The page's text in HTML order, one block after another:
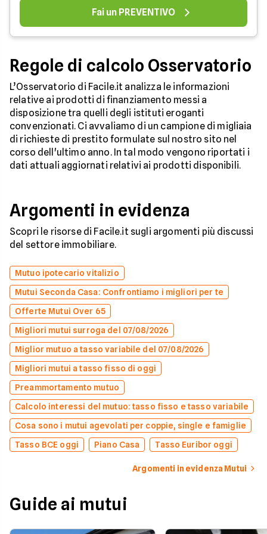
Fai un PREVENTIVO
Regole di calcolo Osservatorio
L’Osservatorio di Facile.it analizza le informazioni
relative ai prodotti di finanziamento messi a
disposizione tra quelli degli istituti eroganti
convenzionati. Ci avvaliamo di un campione di migliaia
di richieste di prestito formulate sul nostro sito nel
corso dell'ultimo anno. In tal modo vengono riportati i
dati attuali aggiornati relativi ai prodotti disponibili.
Argomenti in evidenza
Scopri le risorse di Facile.it sugli argomenti più discussi
del settore immobiliare.
Mutuo ipotecario vitalizio
Mutui Seconda Casa: Confrontiamo i migliori per te
Offerte Mutui Over 65
Migliori mutui surroga del 07/08/2026
Miglior mutuo a tasso variabile del 07/08/2026
Migliori mutui a tasso fisso di oggi
Preammortamento mutuo
Calcolo interessi del mutuo: tasso fisso e tasso variabile
Cosa sono i mutui agevolati per coppie, single e famiglie
Tasso BCE oggi
Piano Casa Tasso Euribor oggi
Argomenti in evidenza Mutui
Guide ai mutui